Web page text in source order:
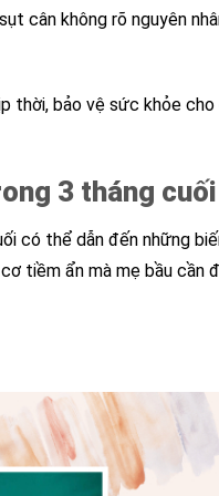
cân không rõ nguyên
thời, bảo vệ sức khỏe cho
3 tháng cuối
có thể dẫn đến những
tiềm ẩn mà mẹ bầu cần